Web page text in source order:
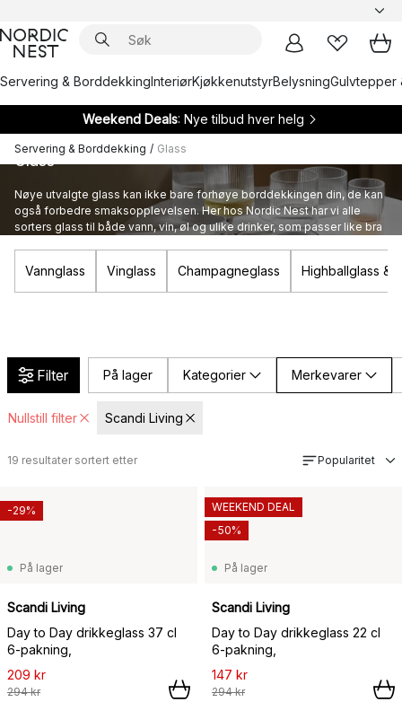
Servering & BorddekkingInteriørKjøkkenutstyrBelysningGulvtepper
Weekend Deals: Nye tilbud hver helg
Servering & Borddekking / Glass
Glass
Nøye utvalgte glass kan ikke bare forhøye borddekkingen din, de kan
også forbedre smaksopplevelsen. Her hos Nordic Nest har vi alle
sorters glass til både vann, vin, øl og ulike drinker, som passer like bra
Vannglass Vinglass Champagneglass Highballglass &
Filter På lager Kategorier Merkevarer
Nullstill filter Scandi Living
19 resultater sortert etter Popularitet
På lager
Scandi Living
Day to Day drikkeglass 37 cl
6-pakning,
209 kr
294 kr
-29%
På lager
Scandi Living
Day to Day drikkeglass 22 cl
6-pakning,
147 kr
294 kr
WEEKEND DEAL
-50%